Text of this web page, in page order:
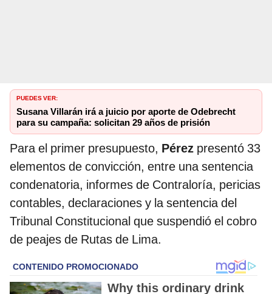
PUEDES VER:
Susana Villarán irá a juicio por aporte de Odebrecht
para su campaña: solicitan 29 años de prisión
Para el primer presupuesto, Pérez presentó 33
elementos de convicción, entre una sentencia
condenatoria, informes de Contraloría, pericias
contables, declaraciones y la sentencia del
Tribunal Constitucional que suspendió el cobro
de peajes de Rutas de Lima.